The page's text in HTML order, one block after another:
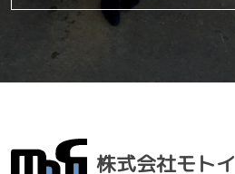
株式会社モトイ